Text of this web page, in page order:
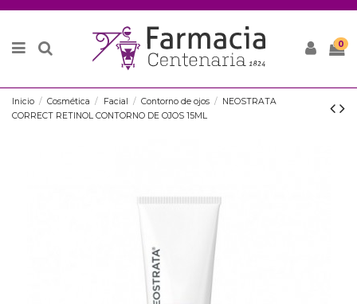
0
Inicio Cosmética Facial Contorno de ojos
NEOSTRATA
CORRECT RETINOL CONTORNO DE OJOS 15ML